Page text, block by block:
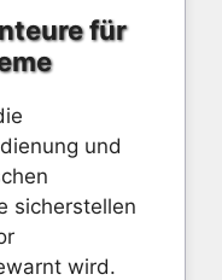
für
und
sicherstellen
wird.